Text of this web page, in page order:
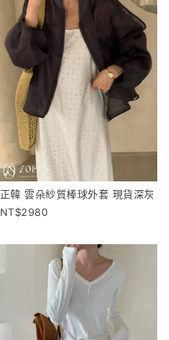
正韓 雲朵紗質棒球外套 現貨深灰
2980